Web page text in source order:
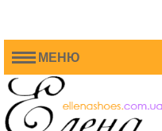
МЕНЮ